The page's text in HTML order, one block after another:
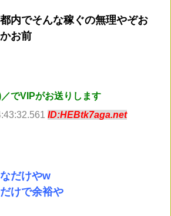
内でそんな稼ぐの無理やぞお
お前
でVIPがお送りします
ID:HEBtk7aga.net
だけやw
けで余裕や